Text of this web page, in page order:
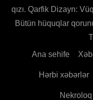
qızı. Qarfik Dizayn:
Bütün hüquqlar
Ana sehife
Hərbi xəbərlər
Nekroloq